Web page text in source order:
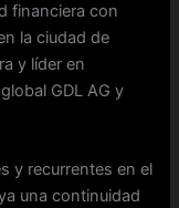
financiera con
la ciudad de
y líder en
GDL AG y
y recurrentes en el
una continuidad